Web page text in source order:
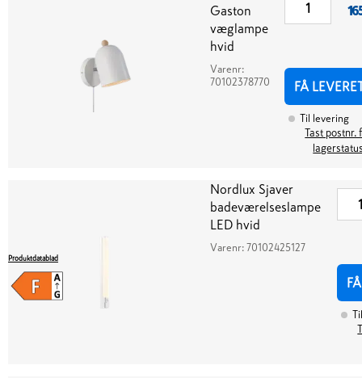
Gaston
væglampe
hvid
Varenr:
70102378770
FÅ
Til levering
Tast postnr.
Nordlux Sjaver
badeværelseslampe
LED hvid
Varenr: 70102425127
Produktdatablad